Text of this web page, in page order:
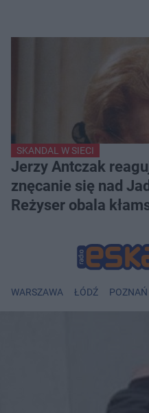
SKANDAL W SIECI
Jerzy Antczak
znęcanie się nad
Reżyser obala
WARSZAWA ŁÓDŹ POZNAŃ